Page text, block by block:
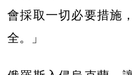
會採取一切必要措施
全。」